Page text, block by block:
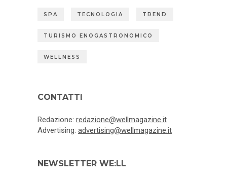
SPA TECNOLOGIA TREND
TURISMO ENOGASTRONOMICO
WELLNESS
CONTATTI
Redazione: redazione@wellmagazine.it
Advertising: advertising@wellmagazine.it
NEWSLETTER WE:LL